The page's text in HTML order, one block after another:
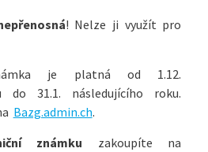
! Nelze ji využít pro
je platná od 1.12.
do 31.1. následujícího roku.
Bazg.admin.ch.
známku zakoupíte na